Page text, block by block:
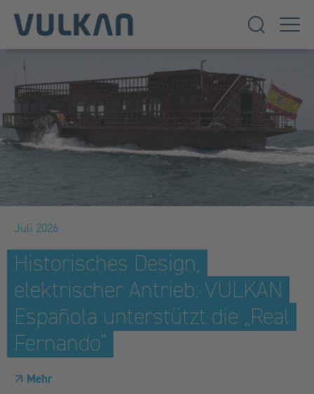
Juli 2026
Historisches Design,
elektrischer Antrieb: VULKAN
Española unterstützt die „Real
Fernando“
Mehr